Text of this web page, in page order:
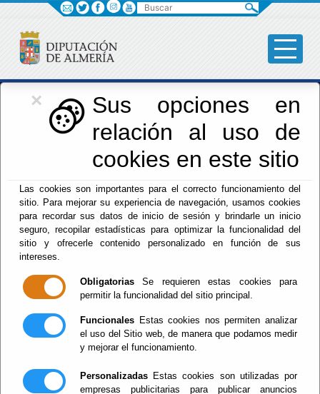
×
Sus opciones en
relación al uso de
cookies en este sitio
Las cookies son importantes para el correcto funcionamiento del
sitio. Para mejorar su experiencia de navegación, usamos cookies
para recordar sus datos de inicio de sesión y brindarle un inicio
seguro, recopilar estadísticas para optimizar la funcionalidad del
sitio y ofrecerle contenido personalizado en función de sus
intereses.
Obligatorias Se requieren estas cookies para
permitir la funcionalidad del sitio principal.
Funcionales Estas cookies nos permiten analizar
el uso del Sitio web, de manera que podamos medir
y mejorar el funcionamiento.
Personalizadas Estas cookies son utilizadas por
empresas publicitarias para publicar anuncios
Iniciativas Europeas
Europedirectalmeria
Inicio - Iniciativas Europeas - Gestión
Gestión
La Unidad de Proyectos Europeos acomete
Realización de propuestas de proyectos a las
áreas de Diputación, Ayuntamientos de la
Buscar